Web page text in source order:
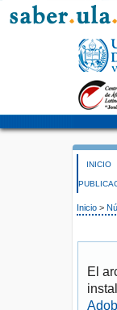
INICIO
Inicio >
El